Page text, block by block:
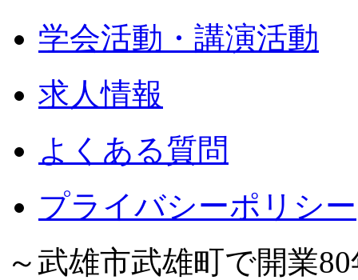
学会活動・講演活動
求人情報
よくある質問
プライバシーポリシー
～武雄市武雄町で開業